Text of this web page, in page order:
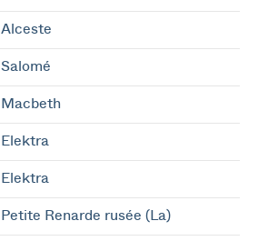
Alceste
Salomé
Macbeth
Elektra
Elektra
Petite Renarde rusée (La)